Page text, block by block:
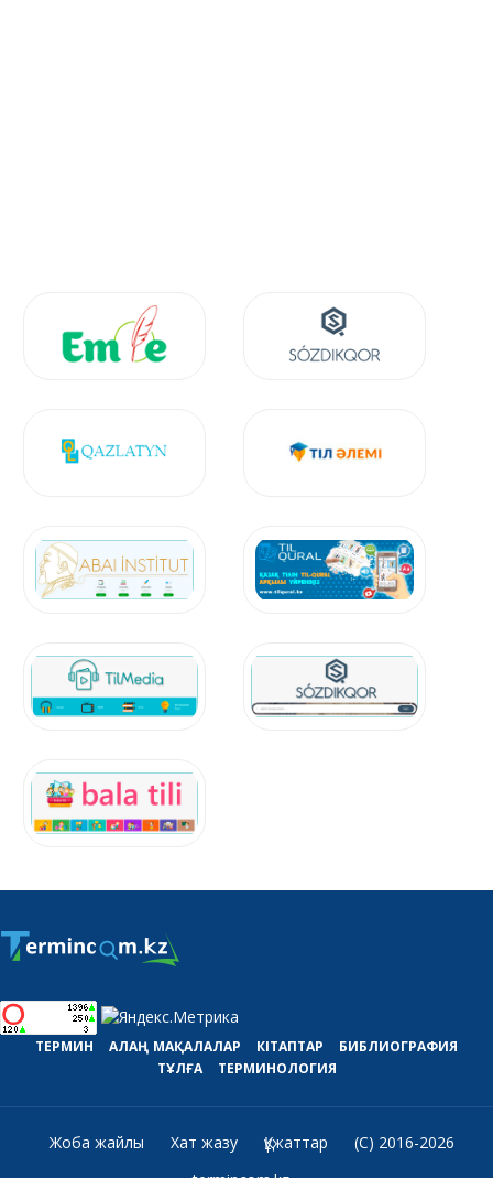
ТЕРМИН АЛАҢ МАҚАЛАЛАР КІТАПТАР
БИБЛИОГРАФИЯ
ТҰЛҒА
ТЕРМИНОЛОГИЯ
Жоба жайлы Хат жазу Құжаттар
(C) 2016-2026